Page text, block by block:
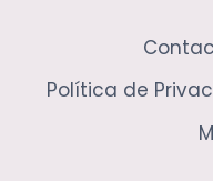
Política de